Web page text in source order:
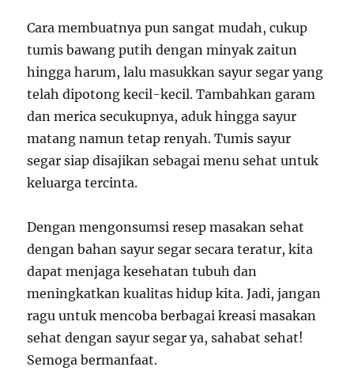
Cara membuatnya pun sangat mudah, cukup
tumis bawang putih dengan minyak zaitun
hingga harum, lalu masukkan sayur segar yang
telah dipotong kecil-kecil. Tambahkan garam
dan merica secukupnya, aduk hingga sayur
matang namun tetap renyah. Tumis sayur
segar siap disajikan sebagai menu sehat untuk
keluarga tercinta.
Dengan mengonsumsi resep masakan sehat
dengan bahan sayur segar secara teratur, kita
dapat menjaga kesehatan tubuh dan
meningkatkan kualitas hidup kita. Jadi, jangan
ragu untuk mencoba berbagai kreasi masakan
sehat dengan sayur segar ya, sahabat sehat!
Semoga bermanfaat.